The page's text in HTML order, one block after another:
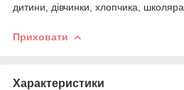
дитини, дівчинки, хлопчика, школяра
Приховати
Характеристики